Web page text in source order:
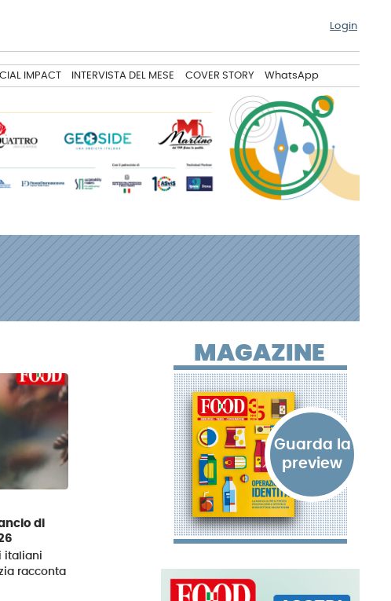
Login
IMPACT INTERVISTA DEL MESE COVER STORY WhatsApp
di
italiani
racconta
MAGAZINE